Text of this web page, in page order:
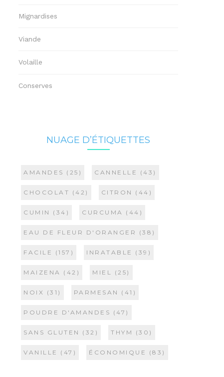
Mignardises
Viande
Volaille
Conserves
NUAGE D’ÉTIQUETTES
AMANDES (25) CANNELLE (43)
CHOCOLAT (42) CITRON (44)
CUMIN (34) CURCUMA (44)
EAU DE FLEUR D'ORANGER (38)
FACILE (157) INRATABLE (39)
MAIZENA (42) MIEL (25)
NOIX (31) PARMESAN (41)
POUDRE D'AMANDES (47)
SANS GLUTEN (32) THYM (30)
VANILLE (47) ÉCONOMIQUE (83)